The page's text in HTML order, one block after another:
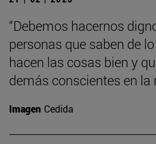
“Debemos hacernos
personas que saben de
hacen las cosas bien y
demás conscientes en la
Imagen Cedida